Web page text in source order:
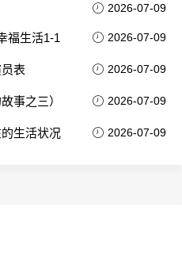
2026-07-09
福生活1-1 2026-07-09
表 2026-07-09
事之三） 2026-07-09
生活状况 2026-07-09